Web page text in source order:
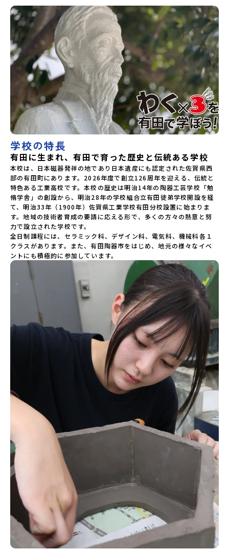
あふれる持続可能な地域・社会をつくる」というビジョンを
掲げ、2017年3月に島根県に設立した教育事業団体です。日
本全国約200の高校と連携しながら、中学卒業後に地域の枠を
越えて生徒一人ひとりの夢や価値観に合った地域・学校で1〜
3年間過ごすことができるシステム「地域みらい留学」をはじ
めとした、教育事業や地域活性モデルをつくり続けていま
す。名 称：一般財団法人地域・教育魅力化プラットフォー
ム設 立：2017年3月代表者：岩本 悠所在地：〒690-0842
島根県松江市東本町二丁目25-6 みらいBASE2階 その他所在
地公式HP：http://c-platform.or.jp/お問い合わせ先担当：
小川・小原E-mail：info@miratabi.jp「おためし地域留学
体験」のプログラム開催情報を公式LINEにて配信中！ぜひご
登録ください♪地域みらい留学公式LINE
立高校国際高等専門学校（石川県）開志国際高等学校(新潟県)
広島三育学院高等学校(広島県) ※2日目のみ参加
となります（この場合は自己負担となります）。 【お問合
せ先】有田工業高校 地域みらい留学担当 ☎0955-42-
3136※令和8年度 第2回 現地説明会の実施要項は現在準備中
≪重要≫■参加申込書 参加申込書は、下記のメールアドレ
スへ送付してください。 【mailアドレス】
aritakougyoukoukou@education.saga.jpーーーーーー
＊－－－－－－＊－－－－－－＊ーーーーーー＊令和７年度
実績［スケジュール] ◎１日日13:00〜13:30 受付13:30～
14:05 学校説明・学科（セラミック科・デザイン科）説明
14:15〜15:35 施設見学・体験学習（セラミック科・デザイ
ン科）15:45～16:15 現役地域みらい留学生との懇談会
16:15~16:30 質疑応答◎２日目 9:00〜9:15 住まいの説明
9:15~9:35 部活動見学 9:45〜10:35 住まいの見学（シェア
ハウス・一般アパート）11:00〜12:00 有田町散策12:10〜
＊＊＊＊＊＊＊＊＊＊＊＊＊＊＊＊＊＊＊＊＊＊＊＊＊＊＊
＊＊＊＊＊＊＊＊＊＊＊＊＊【有田工業高等学校はどんなと
ころ！】★「好き」を、自分の未来に変える 佐賀県有田工
業高等学校のセラミック科、デザイン科は日本磁器発祥の
地、有田町にある、九州唯一の全国募集学科です。この学校
では、”つくる技術”だけではなく、「なぜそう考えるのか」
を大切にした、”考えるデザイン”を学びます。セラミック
科、デザイン科の両学科では、世界的デザイン教育「バウハ
ウス」の考え方を取り入れ、マイスター（各分野で高い技術
と経験を持つ専門家）の先生たちから、基礎から最先端まで
学べます。セラミック科では、４００年以上受け継がれてき
た有田焼の伝統の工芸技術から、土を使ったものづくりの基
礎、そして未来を支える最先端の半導体分野まで学ぶことが
できます。デザイン科では、デザインの基本（デッサン・色
彩感覚・レイアウト・発想力・アイデア）から、1人１台の最
新Macパソコンを活用し、最先端のデジタル表現まで幅広く
学習し、アイデアを形にする力と自分らしい表現力を磨いて
いきます。有田には、文化財に指定された歴史ある美しい町
並みが広がっています。毎日の暮らしの中で、自然とアート
デザインに触れられる環境があり、五感を磨きながら、自分
だけの感性を育てていきます。「好き」を見つけるのだけで
なく、その、”好き”を、自分の未来につなげていく。有田工
業高校は、楽しく、夢中になれる3年間です。＊＊＊＊＊＊＊
＊＊＊＊＊＊＊＊＊＊＊＊＊＊＊＊＊＊＊＊＊＊＊＊＊＊＊
＊＊＊＊＊＊＊＊＊＊＊＊＊＊＊＊＊＊＊＊＊＊オンライン
フェスで、全体の短い説明ではお伝えできない詳しい学校の
紹介や、有田町の事や住まいの話などを、お聞きしたいこと
にお答えいたします。個別説明会は随時受け付けますのでぜ
ひお申し込みください。また、毎日更新する公式ホームペー
ジでは、本校の活動を紹介しています→（まいにち更新）有
工ＮＥＷＳをご覧くだい。□有田工業高等学校ホームページ
□インスタグラム
学校の特長
有田に生まれ、有田で育った歴史と伝統ある学校
本校は、日本磁器発祥の地であり日本遺産にも認定された佐賀県西
部の有田町にあります。2026年度で創立126周年を迎える、伝統と
特色ある工業高校です。本校の歴史は明治14年の陶器工芸学校「勉
脩学舎」の創設から、明治28年の学校組合立有田徒弟学校開設を経
て、明治33年（1900年）佐賀県工業学校有田分校設置に始まりま
す。地域の技術者育成の要請に応える形で、多くの方々の熱意と努
力で設立された学校です。
全日制課程には、セラミック科、デザイン科、電気科、機械科各１
クラスがあります。また、有田陶器市をはじめ、地元の様々なイベ
ントにも積極的に参加しています。